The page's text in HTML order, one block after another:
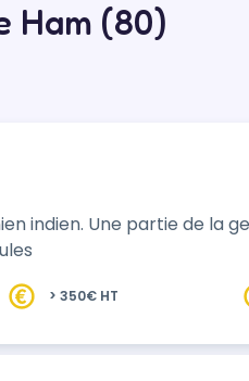
Ham (80)
indien. Une partie de la
> 350€ HT